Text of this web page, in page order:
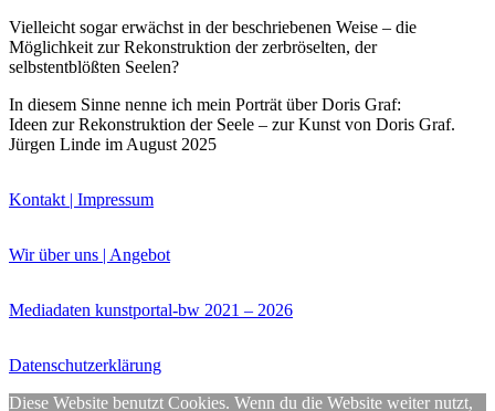
Vielleicht sogar erwächst in der beschriebenen Weise – die
Möglichkeit zur Rekonstruktion der zerbröselten, der
selbstentblößten Seelen?
In diesem Sinne nenne ich mein Porträt über Doris Graf:
Ideen zur Rekonstruktion der Seele – zur Kunst von Doris Graf.
Jürgen Linde im August 2025
Kontakt | Impressum
Wir über uns | Angebot
Mediadaten kunstportal-bw 2021 – 2026
Datenschutzerklärung
Diese Website benutzt Cookies. Wenn du die Website weiter nutzt,